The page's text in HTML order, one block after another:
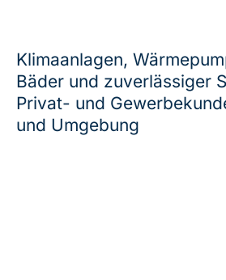
Klimaanlagen,
Bäder und zuverlässiger
Privat- und
und Umgebung